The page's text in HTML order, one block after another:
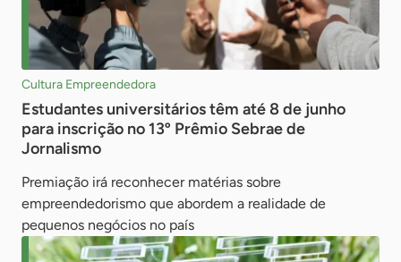
Cultura Empreendedora
Estudantes universitários têm até 8 de junho
para inscrição no 13º Prêmio Sebrae de
Jornalismo
Premiação irá reconhecer matérias sobre
empreendedorismo que abordem a realidade de
pequenos negócios no país